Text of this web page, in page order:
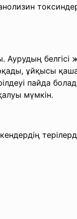
Аурудың
ұйқысы
пайда
мүмкін.